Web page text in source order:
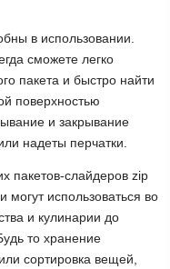
в использовании.
сможете легко
пакета и быстро найти
поверхностью
и закрывание
надеты перчатки.
слайдеров zip
могут использоваться во
и кулинарии до
то хранение
сортировка вещей,